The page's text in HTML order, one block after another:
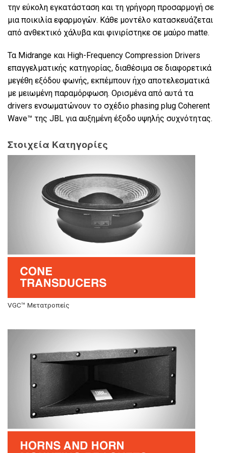
την εύκολη εγκατάσταση και τη γρήγορη προσαρμογή σε
μια ποικιλία εφαρμογών. Κάθε μοντέλο κατασκευάζεται
από ανθεκτικό χάλυβα και φινιρίστηκε σε μαύρο matte.
Τα Midrange και High-Frequency Compression Drivers
επαγγελματικής κατηγορίας, διαθέσιμα σε διαφορετικά
μεγέθη εξόδου φωνής, εκπέμπουν ήχο αποτελεσματικά
με μειωμένη παραμόρφωση. Ορισμένα από αυτά τα
drivers ενσωματώνουν το σχέδιο phasing plug Coherent
Wave™ της JBL για αυξημένη έξοδο υψηλής συχνότητας.
Στοιχεία Κατηγορίες
VGC™ Μετατροπείς